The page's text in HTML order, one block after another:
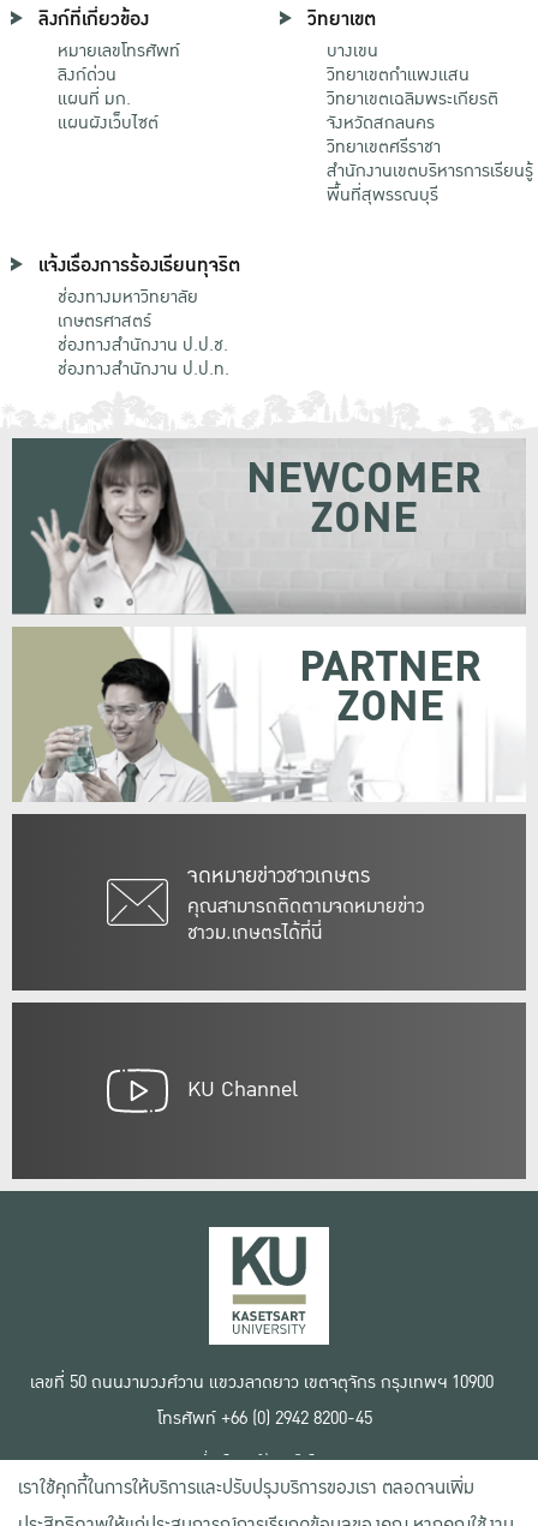
ลิงก์ที่เกี่ยวข้อง
หมายเลขโทรศัพท์
ลิงก์ด่วน
แผนที่ มก.
แผนผังเว็บไซต์
วิทยาเขต
บางเขน
วิทยาเขตกําแพงแสน
วิทยาเขตเฉลิมพระเกียรติ
จังหวัดสกลนคร
วิทยาเขตศรีราชา
สำนักงานเขตบริหารการเรียนรู้
พื้นที่สุพรรณบุรี
แจ้งเรื่องการร้องเรียนทุจริต
ช่องทางมหาวิทยาลัย
เกษตรศาสตร์
ช่องทางสำนักงาน ป.ป.ช.
ช่องทางสำนักงาน ป.ป.ท.
จดหมายข่าวชาวเกษตร
คุณสามารถติดตามจดหมายข่าว
ชาวม.เกษตรได้ที่นี่
NEWCOMER
ZONE
PARTNER
ZONE
KU Channel
เลขที่ 50 ถนนงามวงศ์วาน แขวงลาดยาว เขตจตุจักร กรุงเทพฯ 10900
โทรศัพท์ +66 (0) 2942 8200-45
เงื่อนไขการใช้งานเว็บไซต์
ข้อตกลงด้านสิทธิ์ใช้งาน
นโยบายความเป็นส่วนตัว
เราใช้คุกกี้ในการให้บริการและปรับปรุงบริการของเรา ตลอดจนเพิ่ม